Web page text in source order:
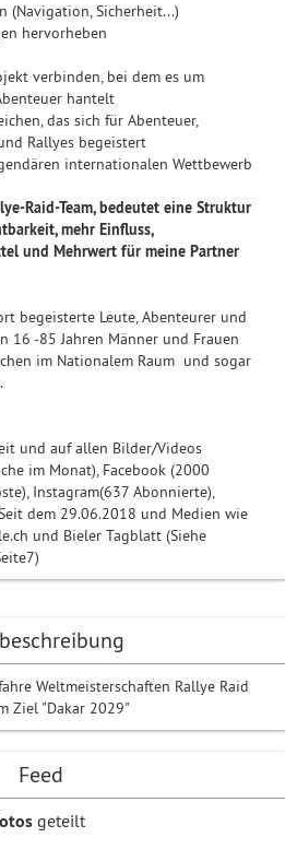
Weltmeisterschaften Rallye Raid
Ziel "Dakar 2029"
Feed
geteilt
(Navigation, Sicherheit...)
hervorheben
verbinden, bei dem es um
hantelt
das sich für Abenteuer,
Rallyes begeistert
internationalen Wettbewerb
Raid-Team, bedeutet eine Struktur
mehr Einfluss,
und Mehrwert für meine Partner
begeisterte Leute, Abenteurer und
16 -85 Jahren Männer und Frauen
im Nationalem Raum und sogar
und auf allen Bilder/Videos
im Monat), Facebook (2000
Instagram(637 Abonnierte),
dem 29.06.2018 und Medien wie
und Bieler Tagblatt (Siehe